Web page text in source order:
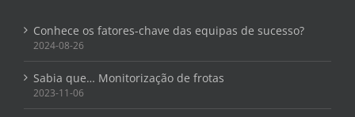
Conhece os fatores-chave das equipas de sucesso?
2024-08-26
Sabia que… Monitorização de frotas
2023-11-06